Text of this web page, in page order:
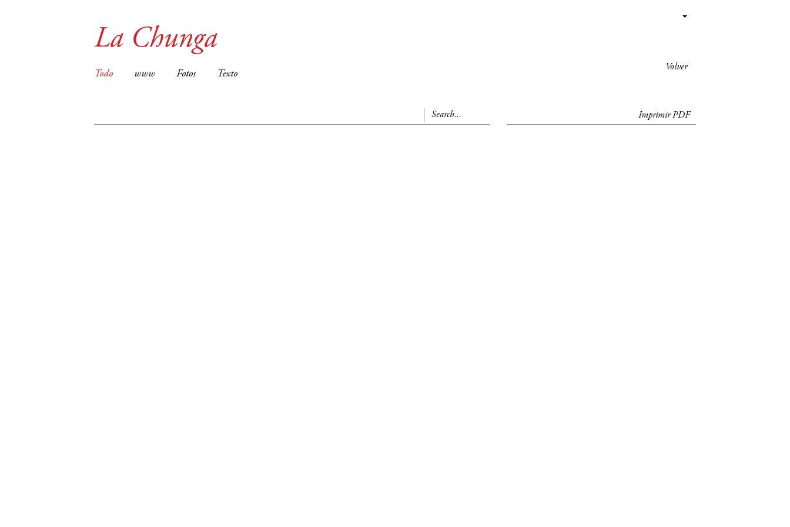
Volver
La Chunga
Todo www Fotos Texto
Imprimir PDF